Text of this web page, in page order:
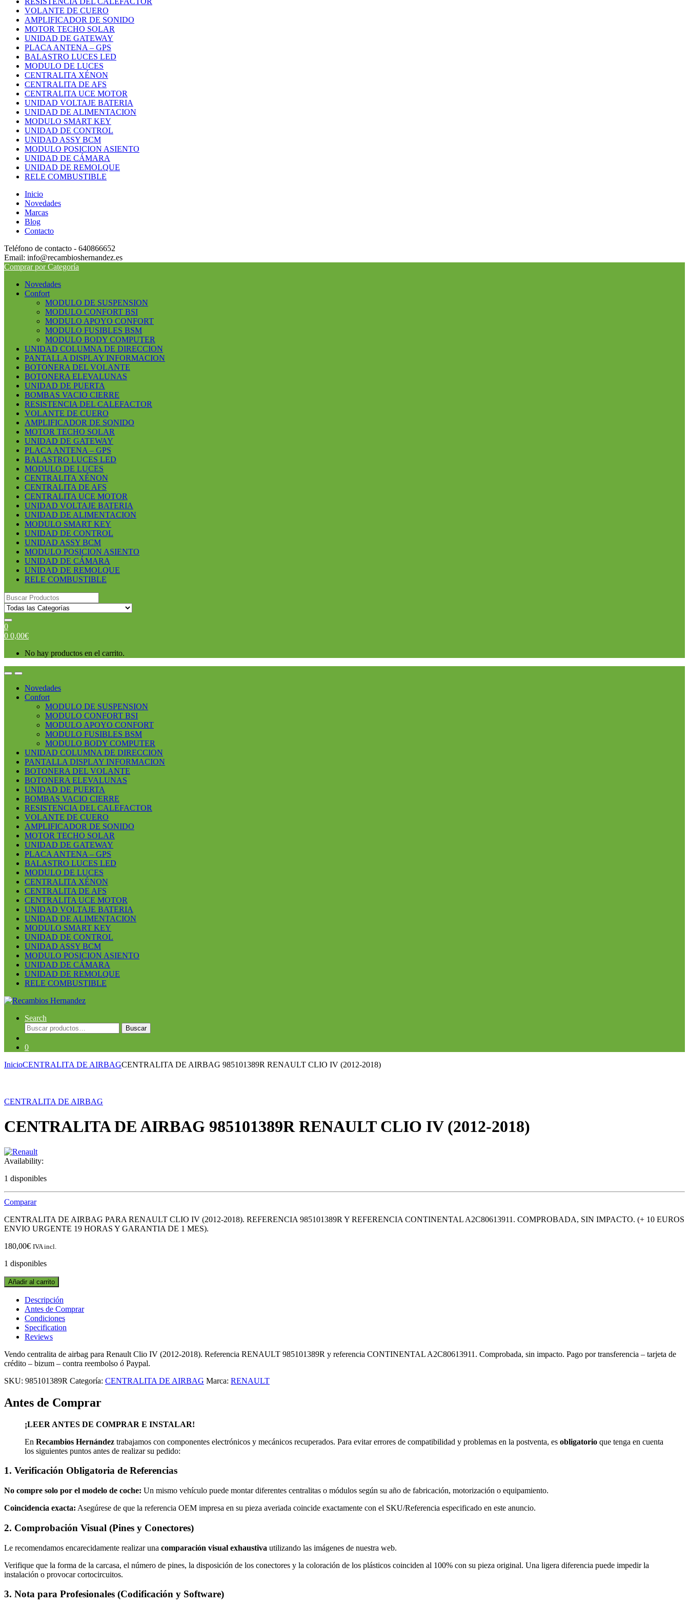
VOLANTE DE CUERO
AMPLIFICADOR DE SONIDO
MOTOR TECHO SOLAR
UNIDAD DE GATEWAY
PLACA ANTENA – GPS
BALASTRO LUCES LED
MODULO DE LUCES
CENTRALITA XÉNON
CENTRALITA DE AFS
CENTRALITA UCE MOTOR
UNIDAD VOLTAJE BATERIA
UNIDAD DE ALIMENTACION
MODULO SMART KEY
UNIDAD DE CONTROL
UNIDAD ASSY BCM
MODULO POSICION ASIENTO
UNIDAD DE CÁMARA
UNIDAD DE REMOLQUE
RELE COMBUSTIBLE
Inicio
Novedades
Marcas
Blog
Contacto
Teléfono de contacto - 640866652
Email: info@recambioshernandez.es
Comprar por Categoría
Novedades
Confort
MODULO DE SUSPENSION
MODULO CONFORT BSI
MODULO APOYO CONFORT
MODULO FUSIBLES BSM
MODULO BODY COMPUTER
UNIDAD COLUMNA DE DIRECCION
PANTALLA DISPLAY INFORMACION
BOTONERA DEL VOLANTE
BOTONERA ELEVALUNAS
UNIDAD DE PUERTA
BOMBAS VACIO CIERRE
RESISTENCIA DEL CALEFACTOR
VOLANTE DE CUERO
AMPLIFICADOR DE SONIDO
MOTOR TECHO SOLAR
UNIDAD DE GATEWAY
PLACA ANTENA – GPS
BALASTRO LUCES LED
MODULO DE LUCES
CENTRALITA XÉNON
CENTRALITA DE AFS
CENTRALITA UCE MOTOR
UNIDAD VOLTAJE BATERIA
UNIDAD DE ALIMENTACION
MODULO SMART KEY
UNIDAD DE CONTROL
UNIDAD ASSY BCM
MODULO POSICION ASIENTO
UNIDAD DE CÁMARA
UNIDAD DE REMOLQUE
RELE COMBUSTIBLE
Search
for:
0
0 0,00€
No hay productos en el carrito.
OpenClose
Novedades
Confort
MODULO DE SUSPENSION
MODULO CONFORT BSI
MODULO APOYO CONFORT
MODULO FUSIBLES BSM
MODULO BODY COMPUTER
UNIDAD COLUMNA DE DIRECCION
PANTALLA DISPLAY INFORMACION
BOTONERA DEL VOLANTE
BOTONERA ELEVALUNAS
UNIDAD DE PUERTA
BOMBAS VACIO CIERRE
RESISTENCIA DEL CALEFACTOR
VOLANTE DE CUERO
AMPLIFICADOR DE SONIDO
MOTOR TECHO SOLAR
UNIDAD DE GATEWAY
PLACA ANTENA – GPS
BALASTRO LUCES LED
MODULO DE LUCES
CENTRALITA XÉNON
CENTRALITA DE AFS
CENTRALITA UCE MOTOR
UNIDAD VOLTAJE BATERIA
UNIDAD DE ALIMENTACION
MODULO SMART KEY
UNIDAD DE CONTROL
UNIDAD ASSY BCM
MODULO POSICION ASIENTO
UNIDAD DE CÁMARA
UNIDAD DE REMOLQUE
RELE COMBUSTIBLE
Search
Buscar
por:
Buscar
0
InicioCENTRALITA DE AIRBAGCENTRALITA DE AIRBAG 985101389R RENAULT CLIO IV (2012-2018)
CENTRALITA DE AIRBAG
CENTRALITA DE AIRBAG 985101389R RENAULT CLIO IV (2012-2018)
Availability:
1 disponibles
Comparar
CENTRALITA DE AIRBAG PARA RENAULT CLIO IV (2012-2018). REFERENCIA 985101389R Y REFERENCIA CONTINENTAL A2C80613911. COMPROBADA, SIN IMPACTO. (+ 10 EUROS
ENVIO URGENTE 19 HORAS Y GARANTIA DE 1 MES).
180,00€ IVA incl.
1 disponibles
CENTRALITA
DE
AIRBAG
985101389R
RENAULT
CLIO
2018)
quantity
Añadir al carrito
Descripción
Antes de Comprar
Condiciones
Specification
Reviews
Vendo centralita de airbag para Renault Clio IV (2012-2018). Referencia RENAULT 985101389R y referencia CONTINENTAL A2C80613911. Comprobada, sin impacto. Pago por transferencia – tarjeta de
crédito – bizum – contra reembolso ó Paypal.
SKU: 985101389R Categoría: CENTRALITA DE AIRBAG Marca: RENAULT
Antes de Comprar
¡LEER ANTES DE COMPRAR E INSTALAR!
En Recambios Hernández trabajamos con componentes electrónicos y mecánicos recuperados. Para evitar errores de compatibilidad y problemas en la postventa, es obligatorio que tenga en cuenta
los siguientes puntos antes de realizar su pedido:
1. Verificación Obligatoria de Referencias
No compre solo por el modelo de coche: Un mismo vehículo puede montar diferentes centralitas o módulos según su año de fabricación, motorización o equipamiento.
Coincidencia exacta: Asegúrese de que la referencia OEM impresa en su pieza averiada coincide exactamente con el SKU/Referencia especificado en este anuncio.
2. Comprobación Visual (Pines y Conectores)
Le recomendamos encarecidamente realizar una comparación visual exhaustiva utilizando las imágenes de nuestra web.
Verifique que la forma de la carcasa, el número de pines, la disposición de los conectores y la coloración de los plásticos coinciden al 100% con su pieza original. Una ligera diferencia puede impedir la
instalación o provocar cortocircuitos.
3. Nota para Profesionales (Codificación y Software)